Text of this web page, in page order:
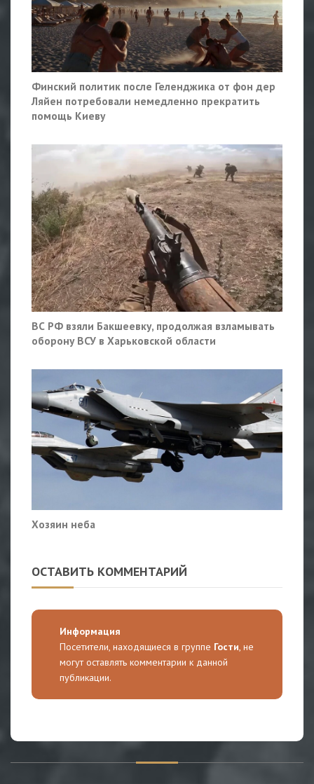
Финский политик после Геленджика от фон дер
Ляйен потребовали немедленно прекратить
помощь Киеву
ВС РФ взяли Бакшеевку, продолжая взламывать
оборону ВСУ в Харьковской области
Хозяин неба
ОСТАВИТЬ КОММЕНТАРИЙ
Информация
Посетители, находящиеся в группе Гости, не
могут оставлять комментарии к данной
публикации.